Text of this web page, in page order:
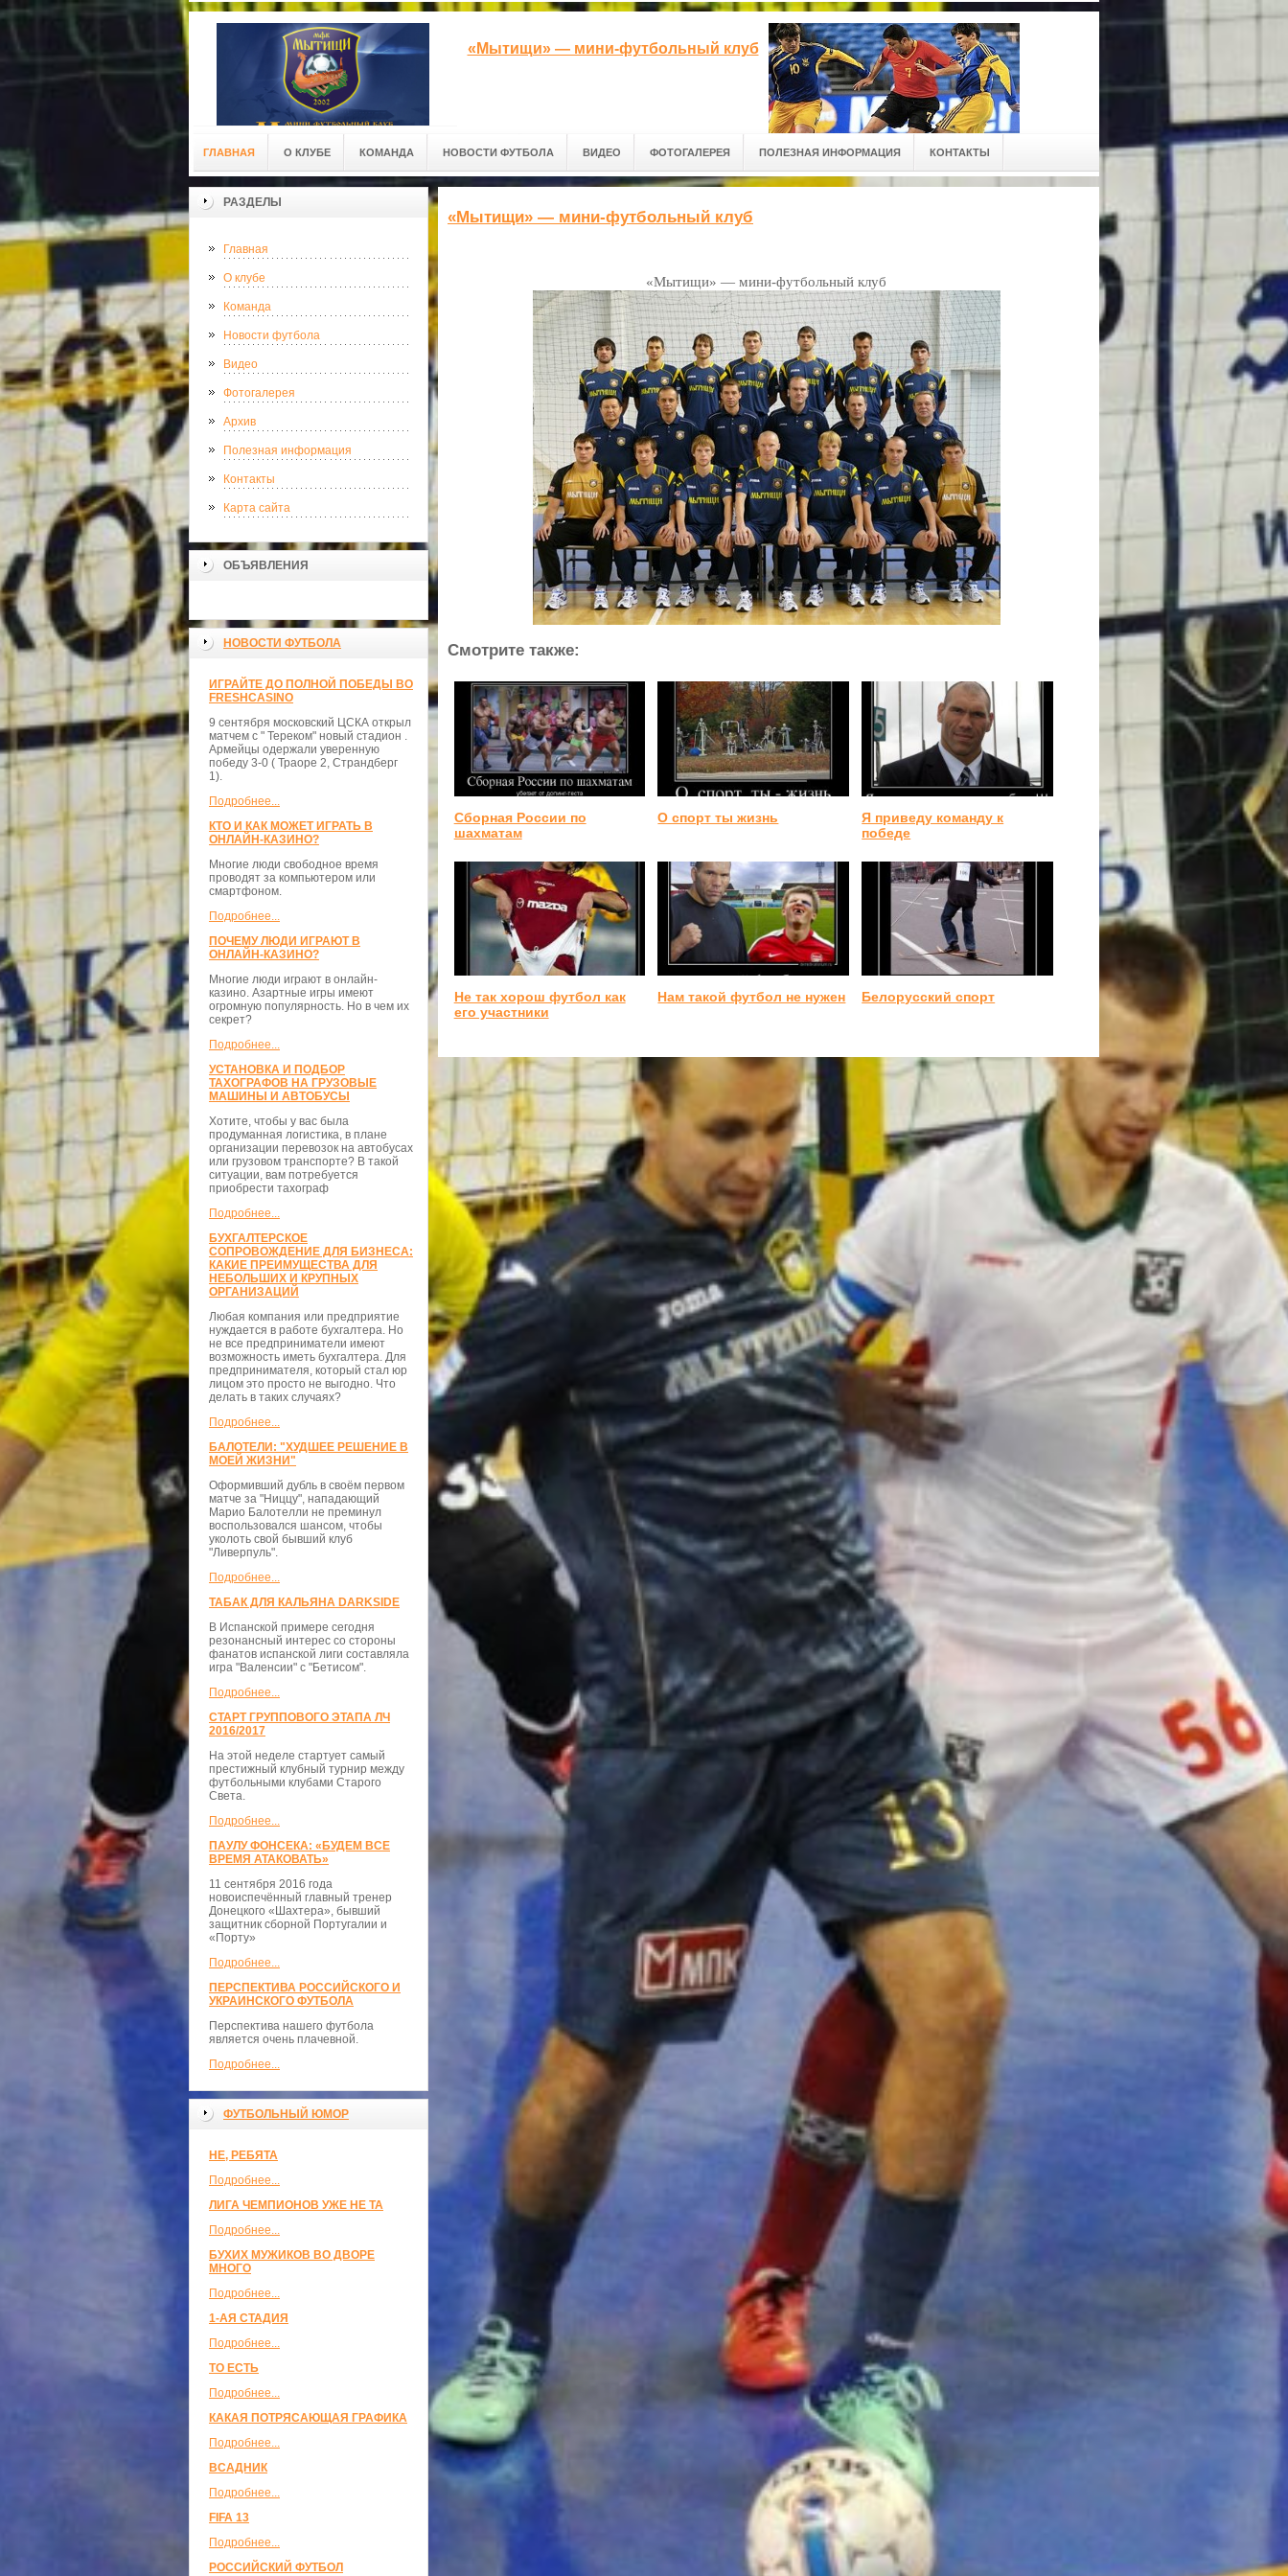
«Мытищи» — мини-футбольный клуб
ГЛАВНАЯ О КЛУБЕ КОМАНДА НОВОСТИ ФУТБОЛА ВИДЕО ФОТОГАЛЕРЕЯ ПОЛЕЗНАЯ ИНФОРМАЦИЯ КОНТАКТЫ
РАЗДЕЛЫ
Главная
О клубе
Команда
Новости футбола
Видео
Фотогалерея
Архив
Полезная информация
Контакты
Карта сайта
ОБЪЯВЛЕНИЯ
НОВОСТИ ФУТБОЛА
ИГРАЙТЕ ДО ПОЛНОЙ ПОБЕДЫ ВО
FRESHCASINO
9 сентября московский ЦСКА открыл
матчем с " Тереком" новый стадион .
Армейцы одержали уверенную
победу 3-0 ( Траоре 2, Страндберг
1).
Подробнее...
КТО И КАК МОЖЕТ ИГРАТЬ В
ОНЛАЙН-КАЗИНО?
Многие люди свободное время
проводят за компьютером или
смартфоном.
Подробнее...
ПОЧЕМУ ЛЮДИ ИГРАЮТ В
ОНЛАЙН-КАЗИНО?
Многие люди играют в онлайн-
казино. Азартные игры имеют
огромную популярность. Но в чем их
секрет?
Подробнее...
УСТАНОВКА И ПОДБОР
ТАХОГРАФОВ НА ГРУЗОВЫЕ
МАШИНЫ И АВТОБУСЫ
Хотите, чтобы у вас была
продуманная логистика, в плане
организации перевозок на автобусах
или грузовом транспорте? В такой
ситуации, вам потребуется
приобрести тахограф
Подробнее...
БУХГАЛТЕРСКОЕ
СОПРОВОЖДЕНИЕ ДЛЯ БИЗНЕСА:
КАКИЕ ПРЕИМУЩЕСТВА ДЛЯ
НЕБОЛЬШИХ И КРУПНЫХ
ОРГАНИЗАЦИЙ
Любая компания или предприятие
нуждается в работе бухгалтера. Но
не все предприниматели имеют
возможность иметь бухгалтера. Для
предпринимателя, который стал юр
лицом это просто не выгодно. Что
делать в таких случаях?
Подробнее...
БАЛОТЕЛИ: "ХУДШЕЕ РЕШЕНИЕ В
МОЕЙ ЖИЗНИ"
Оформивший дубль в своём первом
матче за "Ниццу", нападающий
Марио Балотелли не преминул
воспользовался шансом, чтобы
уколоть свой бывший клуб
"Ливерпуль".
Подробнее...
ТАБАК ДЛЯ КАЛЬЯНА DARKSIDE
В Испанской примере сегодня
резонансный интерес со стороны
фанатов испанской лиги составляла
игра "Валенсии" с "Бетисом".
Подробнее...
СТАРТ ГРУППОВОГО ЭТАПА ЛЧ
2016/2017
На этой неделе стартует самый
престижный клубный турнир между
футбольными клубами Старого
Света.
Подробнее...
ПАУЛУ ФОНСЕКА: «БУДЕМ ВСЕ
ВРЕМЯ АТАКОВАТЬ»
11 сентября 2016 года
новоиспечённый главный тренер
Донецкого «Шахтера», бывший
защитник сборной Португалии и
«Порту»
Подробнее...
ПЕРСПЕКТИВА РОССИЙСКОГО И
УКРАИНСКОГО ФУТБОЛА
Перспектива нашего футбола
является очень плачевной.
Подробнее...
ФУТБОЛЬНЫЙ ЮМОР
НЕ, РЕБЯТА
Подробнее...
ЛИГА ЧЕМПИОНОВ УЖЕ НЕ ТА
Подробнее...
БУХИХ МУЖИКОВ ВО ДВОРЕ
МНОГО
Подробнее...
1-АЯ СТАДИЯ
Подробнее...
ТО ЕСТЬ
Подробнее...
КАКАЯ ПОТРЯСАЮЩАЯ ГРАФИКА
Подробнее...
ВСАДНИК
Подробнее...
FIFA 13
Подробнее...
РОССИЙСКИЙ ФУТБОЛ
«Мытищи» — мини-футбольный клуб
«Мытищи» — мини-футбольный клуб
Смотрите также:
Сборная России по
шахматам
О спорт ты жизнь
Я приведу команду к
победе
Не так хорош футбол как
его участники
Нам такой футбол не нужен Белорусский спорт